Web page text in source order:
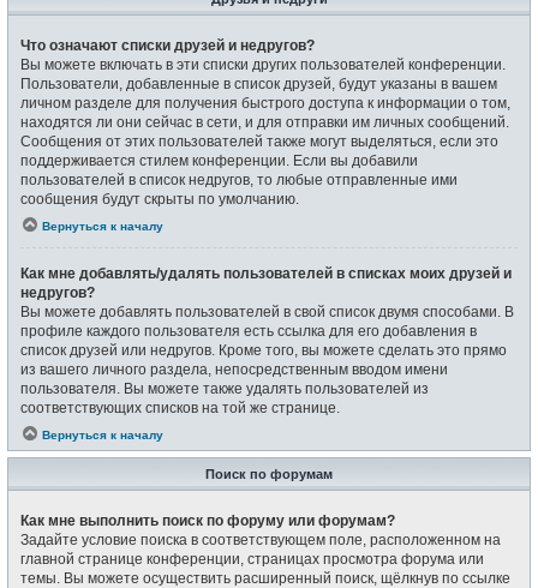
Что означают списки друзей и недругов?
Вы можете включать в эти списки других пользователей конференции.
Пользователи, добавленные в список друзей, будут указаны в вашем
личном разделе для получения быстрого доступа к информации о том,
находятся ли они сейчас в сети, и для отправки им личных сообщений.
Сообщения от этих пользователей также могут выделяться, если это
поддерживается стилем конференции. Если вы добавили
пользователей в список недругов, то любые отправленные ими
сообщения будут скрыты по умолчанию.
Вернуться к началу
Как мне добавлять/удалять пользователей в списках моих друзей и
недругов?
Вы можете добавлять пользователей в свой список двумя способами. В
профиле каждого пользователя есть ссылка для его добавления в
список друзей или недругов. Кроме того, вы можете сделать это прямо
из вашего личного раздела, непосредственным вводом имени
пользователя. Вы можете также удалять пользователей из
соответствующих списков на той же странице.
Вернуться к началу
Поиск по форумам
Как мне выполнить поиск по форуму или форумам?
Задайте условие поиска в соответствующем поле, расположенном на
главной странице конференции, страницах просмотра форума или
темы. Вы можете осуществить расширенный поиск, щёлкнув по ссылке